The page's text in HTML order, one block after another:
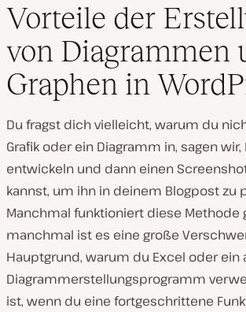
Vorteile der
von Diagrammen
Graphen in
Du fragst dich vielleicht, warum du
Grafik oder ein Diagramm in, sagen wir,
entwickeln und dann einen
kannst, um ihn in deinem Blogpost zu
Manchmal funktioniert diese Methode
manchmal ist es eine große
Hauptgrund, warum du Excel oder ein
Diagrammerstellungsprogramm
ist, wenn du eine fortgeschrittene